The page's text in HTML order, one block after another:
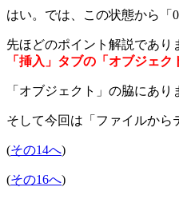
はい。では、この状態から「
先ほどのポイント解説であり
「挿入」タブの「オブジェク
「オブジェクト」の脇にあ
そして今回は「ファイルから
(その14へ)
(その16へ)